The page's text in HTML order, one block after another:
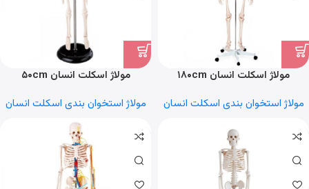
مولاژ اسکلت انسان ۱۸۰cm
مولاژ استخوان بندی اسکلت انسان
مولاژ اسکلت انسان ۵۰cm
مولاژ استخوان بندی اسکلت انسان